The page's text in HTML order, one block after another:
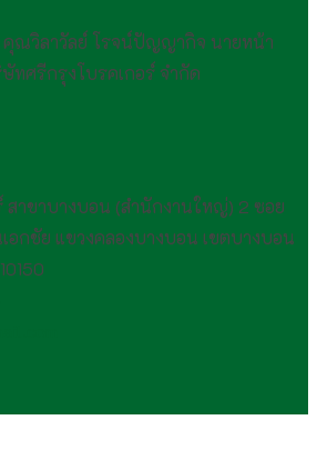
คุณวิลาวัลย์ โรจน์ปัญญากิจ นายหน้า
ทศรีกรุงโบรคเกอร์ จำกัด
สาขาบางบอน (สำนักงานใหญ่) 2 ซอย
อกชัย แขวงคลองบางบอน เขตบางบอน